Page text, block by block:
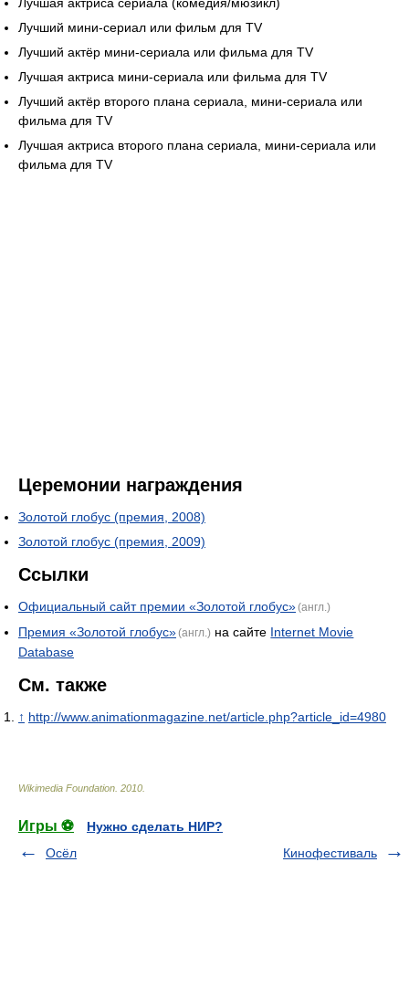
Лучший мини-сериал или фильм для TV
Лучший актёр мини-сериала или фильма для TV
Лучшая актриса мини-сериала или фильма для TV
Лучший актёр второго плана сериала, мини-сериала или
фильма для TV
Лучшая актриса второго плана сериала, мини-сериала или
фильма для TV
Церемонии награждения
Золотой глобус (премия, 2008)
Золотой глобус (премия, 2009)
Ссылки
Официальный сайт премии «Золотой глобус»(англ.)
Премия «Золотой глобус»(англ.) на сайте Internet Movie
Database
См. также
↑ http://www.animationmagazine.net/article.php?article_id=4980
Wikimedia Foundation 2010
Игры ⚽
Нужно сделать НИР?
Осёл
Кинофестиваль